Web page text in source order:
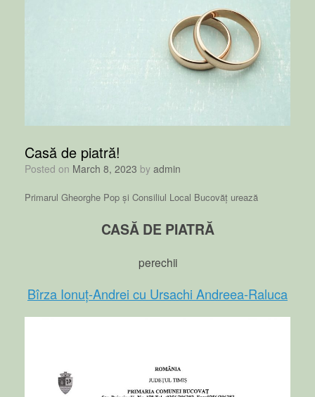
Casă de piatră!
Posted on March 8, 2023 by admin
Primarul Gheorghe Pop și Consiliul Local Bucovăț urează
CASĂ DE PIATRĂ
perechii
Bîrza Ionuț-Andrei cu Ursachi Andreea-Raluca